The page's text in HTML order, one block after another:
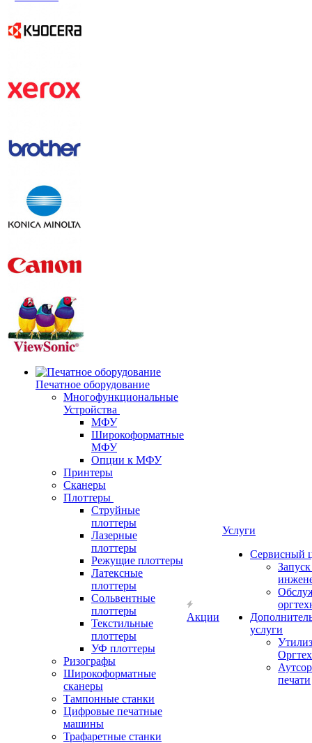
Печатное оборудование
Многофункциональные
Устройства
МФУ
Широкоформатные
МФУ
Опции к МФУ
Принтеры
Сканеры
Плоттеры
Струйные
плоттеры
Лазерные
плоттеры
Режущие плоттеры
Латексные
плоттеры
Сольвентные
плоттеры
Текстильные
плоттеры
УФ плоттеры
Ризографы
Широкоформатные
сканеры
Тампонные станки
Цифровые печатные
машины
Трафаретные станки
Акции
Услуги
Сервисный
услуги
печати